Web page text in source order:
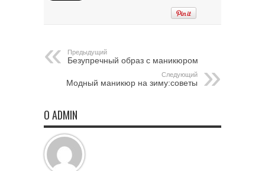
Предыдущий
Безупречный образ с маникюром
Следующий
Модный маникюр на зиму:советы
О ADMIN